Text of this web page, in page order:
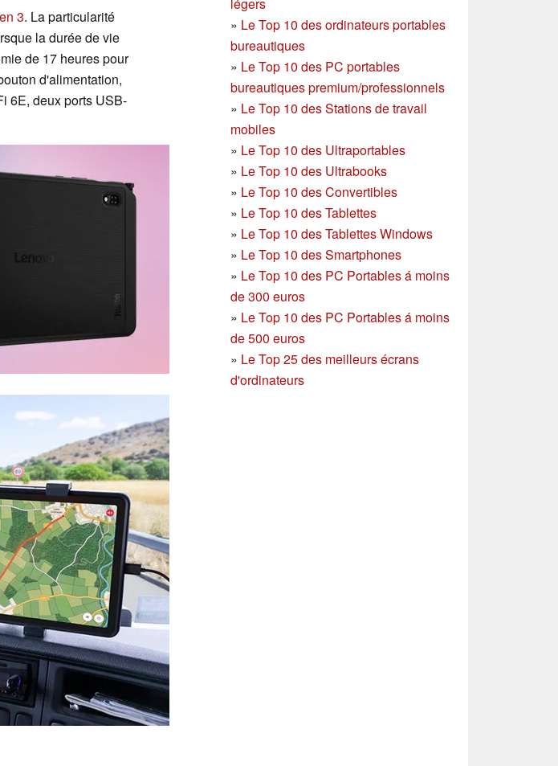
» Le Top 10 des ordinateurs portables
bureautiques
» Le Top 10 des PC portables
bureautiques premium/professionnels
» Le Top 10 des Stations de travail
mobiles
» Le Top 10 des Ultraportables
» Le Top 10 des Ultrabooks
» Le Top 10 des Convertibles
» Le Top 10 des Tablettes
» Le Top 10 des Tablettes Windows
» Le Top 10 des Smartphones
» Le Top 10 des PC Portables á moins
de 300 euros
» Le Top 10 des PC Portables á moins
de 500 euros
» Le Top 25 des meilleurs écrans
d'ordinateurs
3. La particularité
la durée de vie
de 17 heures pour
d'alimentation,
6E, deux ports USB-